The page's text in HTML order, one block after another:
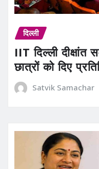
दिल्ली
IIT दिल्ली दीक्षांत
छात्रों को दिए
Satvik Samachar